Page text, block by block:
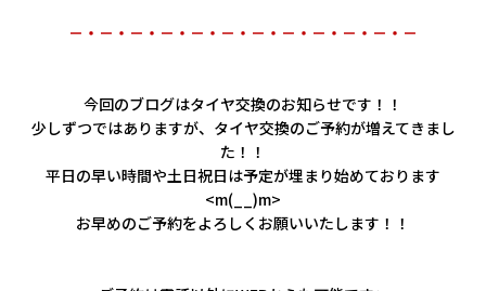
お問
－・－・－・－・－・－・－・－・－・－・－・－
今回のブログはタイヤ交換のお知らせです！！
少しずつではありますが、タイヤ交換のご予約が増えてきまし
た！！
平日の早い時間や土日祝日は予定が埋まり始めております
<m(__)m>
お早めのご予約をよろしくお願いいたします！！